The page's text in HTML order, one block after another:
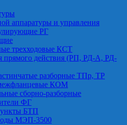
аппаратуры и управления
РГ
трехходовые КСТ
прямого действия (РП, РД-А, РД-
разборные ТПр, ТР
КОМ
сборно-разборные
ФГ
БТП
МЭП-3500